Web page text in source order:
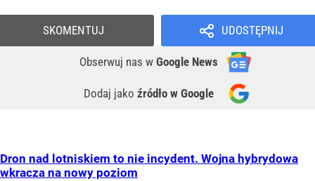
UDOSTĘPNIJ
Obserwuj nas w Google News
Dodaj jako źródło w Google
SKOMENTUJ
Dron nad lotniskiem to nie incydent. Wojna hybrydowa
wkracza na nowy poziom